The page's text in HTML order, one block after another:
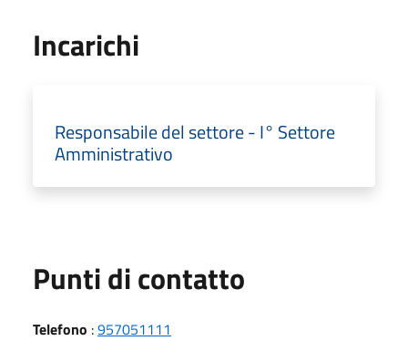
Incarichi
Responsabile del settore - I° Settore
Amministrativo
Punti di contatto
Telefono :957051111